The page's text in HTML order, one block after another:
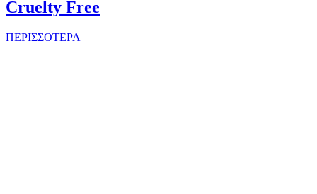
Cruelty Free
ΠΕΡΙΣΣΟΤΕΡΑ